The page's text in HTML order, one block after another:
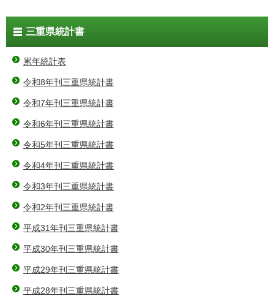
三重県統計書
累年統計表
令和8年刊三重県統計書
令和7年刊三重県統計書
令和6年刊三重県統計書
令和5年刊三重県統計書
令和4年刊三重県統計書
令和3年刊三重県統計書
令和2年刊三重県統計書
平成31年刊三重県統計書
平成30年刊三重県統計書
平成29年刊三重県統計書
平成28年刊三重県統計書